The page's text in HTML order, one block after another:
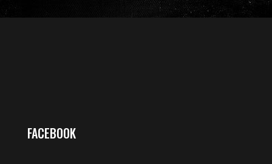
FACEBOOK